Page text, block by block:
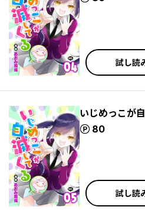
試し読
いじめっこが
80
ポイント
試し読